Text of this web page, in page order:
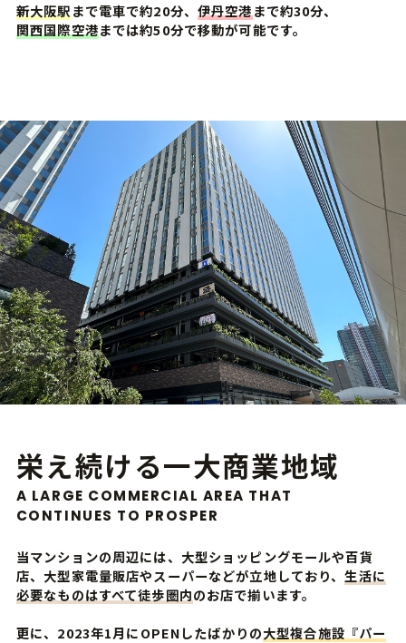
ホーム
新大阪駅まで電車で約20分、 伊丹空港まで約30分、
関西国際空港までは約50分で移動が可能です。
栄え続ける一大商業地域
A LARGE COMMERCIAL AREA THAT
CONTINUES TO PROSPER
当マンションの周辺には、大型ショッピングモールや百貨
店、大型家電量販店やスーパーなどが立地しており、生活に
必要なものはすべて徒歩圏内のお店で揃います。
更に、2023年1月にOPENしたばかりの大型複合施設『パー